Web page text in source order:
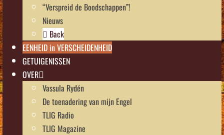
“Verspreid de Boodschappen”!
Nieuws
Back
EENHEID in VERSCHEIDENHEID
GETUIGENISSEN
OVER
Vassula Rydén
De toenadering van mijn Engel
TLIG Radio
TLIG Magazine